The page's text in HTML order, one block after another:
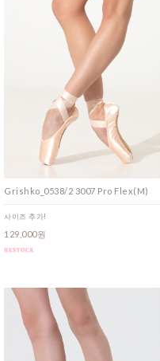
Grishko_0538/2 3007 Pro Flex(M)
사이즈 추가!
129,000원